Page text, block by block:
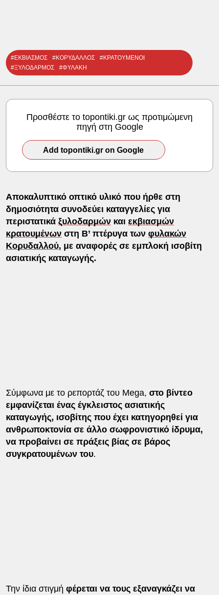
#ΕΚΒΙΑΣΜΟΣ #ΚΟΡΥΔΑΛΛΟΣ
#ΚΡΑΤΟΥΜΕΝΟΙ
#ΞΥΛΟΔΑΡΜΟΣ
#ΦΥΛΑΚΗ
Προσθέστε το topontiki.gr ως προτιμώμενη
πηγή στη Google
Add topontiki.gr on Google
Αποκαλυπτικό οπτικό υλικό που ήρθε στη
δημοσιότητα συνοδεύει καταγγελίες για
περιστατικά ξυλοδαρμώνκαι εκβιασμών
κρατουμένωνστη Β’ πτέρυγα των φυλακών
Κορυδαλλού, με αναφορές σε εμπλοκή ισοβίτη
ασιατικής καταγωγής.
Σύμφωνα με το ρεπορτάζ του Mega, στο βίντεο
εμφανίζεται ένας έγκλειστος ασιατικής
καταγωγής, ισοβίτης που έχει κατηγορηθεί για
ανθρωποκτονία σε άλλο σωφρονιστικό ίδρυμα,
να προβαίνει σε πράξεις βίας σε βάρος
συγκρατουμένων του.
Την ίδια στιγμή φέρεται να τους εξαναγκάζει να